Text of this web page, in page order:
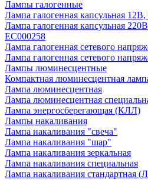
Лампы галогенные
Лампа галогенная капсульная
Лампа галогенная капсульная 220В
EC000258
Лампа галогенная сетевого
Лампа галогенная сетевого
Лампы люминесцентные
Компактная люминесцентная
Лампа люминесцентная
Лампа люминесцентная
Лампа энергосберегающая (КЛЛ)
Лампы накаливания
Лампа накаливания "свеча"
Лампа накаливания "шар"
Лампа накаливания зеркальная
Лампа накаливания специальная
Лампа накаливания